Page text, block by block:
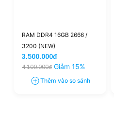
RAM DDR4 16GB 2666 /
3200 (NEW)
3.500.000đ
4.100.000đ Giảm 15%
Thêm vào so sánh